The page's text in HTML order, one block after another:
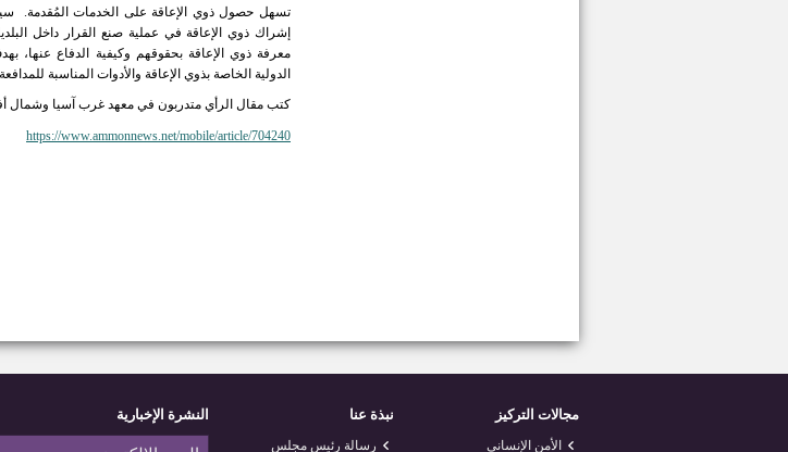
تسھل حصول ذوي الإعاقة على الخدمات المُقدمة.
إشراك ذوي الإعاقة في عملیة صنع القرار داخل
معرفة ذوي الإعاقة بحقوقهم وكيفية الدفاع عنھا،
الدولية الخاصة بذوي الإعاقة والأدوات المناسبة
كتب مقال الرأي متدربون في معهد غرب آسيا وشمال
https://www.ammonnews.net/mobile/article/704240
مجالات التركيز
الأمن الإنساني
نبذة عنا
رسالة رئيس مجلس
النشرة الإخبارية